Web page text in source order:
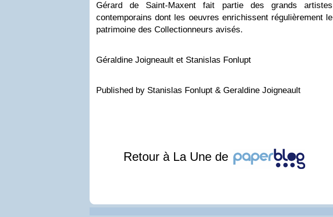
Gérard de Saint-Maxent fait partie des grands artistes
contemporains dont les oeuvres enrichissent régulièrement le
patrimoine des Collectionneurs avisés.
Géraldine Joigneault et Stanislas Fonlupt
Published by Stanislas Fonlupt & Geraldine Joigneault
Retour à La Une de